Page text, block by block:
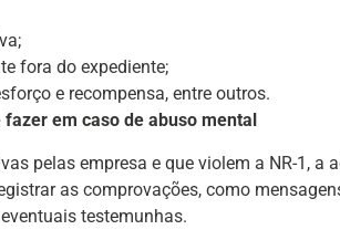
fora do expediente;
e recompensa, entre outros.
em caso de abuso mental
pelas empresa e que violem a NR-1, a
as comprovações, como
testemunhas.